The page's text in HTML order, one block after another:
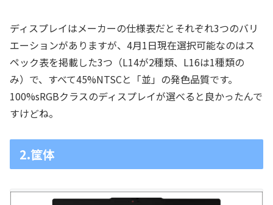
ディスプレイはメーカーの仕様表だとそれぞれ3つのバリ
エーションがありますが、4月1日現在選択可能なのはス
ペック表を掲載した3つ（L14が2種類、L16は1種類の
み）で、すべて45%NTSCと「並」の発色品質です。
100%sRGBクラスのディスプレイが選べると良かったんで
すけどね。
2.筐体